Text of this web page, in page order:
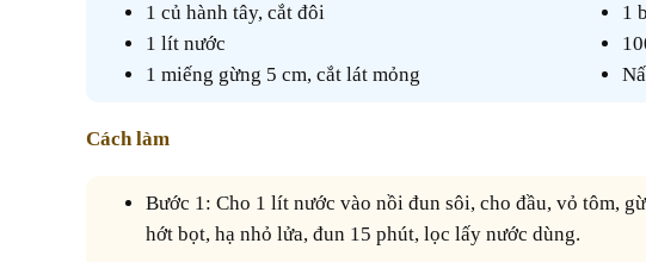
1 củ hành tây, cắt đôi
1 lít nước
1 miếng gừng 5 cm, cắt lát mỏng
Cách làm
Bước 1: Cho 1 lít nước vào nồi đun sôi, cho đầu, vỏ tôm, gừng, hành tây vào,
hớt bọt, hạ nhỏ lửa, đun 15 phút, lọc lấy nước dùng.